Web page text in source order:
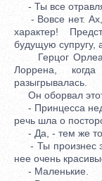
- Ты все
- Вовсе нет. Ах,
характер!
будущую супругу,
Герцог
Лоррена,
разыгрывалась.
Он оборвал этот
- Принцесса
речь шла о
- Да, - тем же
- Ты произнес
нее очень
- Маленькие.